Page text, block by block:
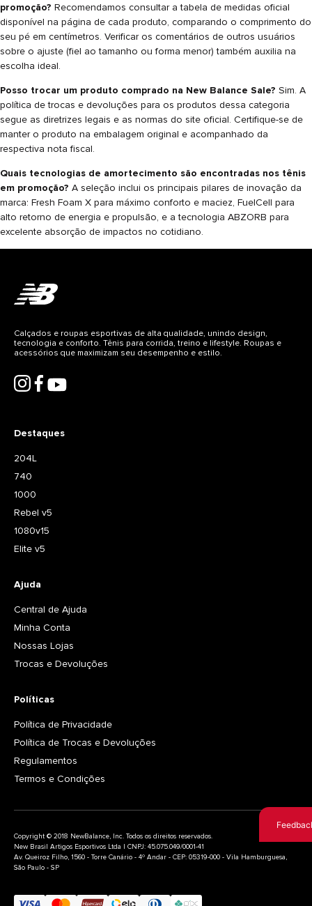
promoção? Recomendamos consultar a tabela de medidas oficial
disponível na página de cada produto, comparando o comprimento do
seu pé em centímetros. Verificar os comentários de outros usuários
sobre o ajuste (fiel ao tamanho ou forma menor) também auxilia na
escolha ideal.
Posso trocar um produto comprado na New Balance Sale? Sim. A
política de trocas e devoluções para os produtos dessa categoria
segue as diretrizes legais e as normas do site oficial. Certifique-se de
manter o produto na embalagem original e acompanhado da
respectiva nota fiscal.
Quais tecnologias de amortecimento são encontradas nos tênis
em promoção? A seleção inclui os principais pilares de inovação da
marca: Fresh Foam X para máximo conforto e maciez, FuelCell para
alto retorno de energia e propulsão, e a tecnologia ABZORB para
excelente absorção de impactos no cotidiano.
Destaques
204L
740
1000
Rebel v5
1080v15
Elite v5
Ajuda
Central de Ajuda
Minha Conta
Nossas Lojas
Trocas e Devoluções
Políticas
Política de Privacidade
Política de Trocas e Devoluções
Regulamentos
Termos e Condições
Calçados e roupas esportivas de alta qualidade, unindo design,
tecnologia e conforto. Tênis para corrida, treino e lifestyle. Roupas e
acessórios que maximizam seu desempenho e estilo.
Copyright © 2018 NewBalance, Inc. Todos os direitos reservados.
New Brasil Artigos Esportivos Ltda | CNPJ: 45.075.049/0001-41
Av. Queiroz Filho, 1560 - Torre Canário - 4º Andar - CEP: 05319-000 - Vila Hamburguesa,
São Paulo - SP